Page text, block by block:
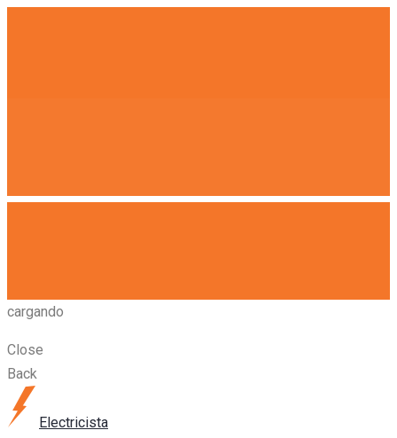
cargando
Close
Back
Electricista